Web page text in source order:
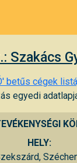
Szakács
betűs cégek
egyedi
HELY: